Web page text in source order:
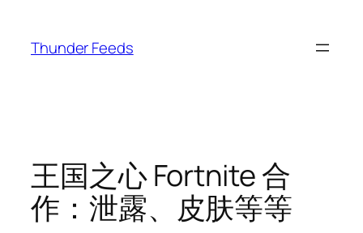
Thunder Feeds
王国之心 Fortnite 合
作：泄露、皮肤等等